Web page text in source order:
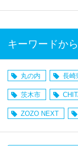
キーワードか
丸の内 長崎
茨木市
ZOZO NEXT